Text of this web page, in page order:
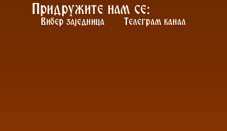
Придружите нам се:
Вибер заједница Телеграм канал